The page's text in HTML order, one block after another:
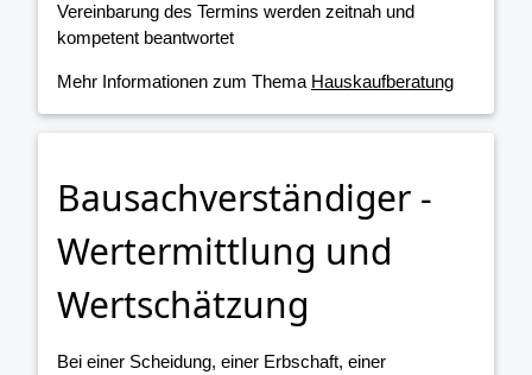
Vereinbarung des Termins werden zeitnah und
kompetent beantwortet
Mehr Informationen zum Thema Hauskaufberatung
Bausachverständiger -
Wertermittlung und
Wertschätzung
Bei einer Scheidung, einer Erbschaft, einer